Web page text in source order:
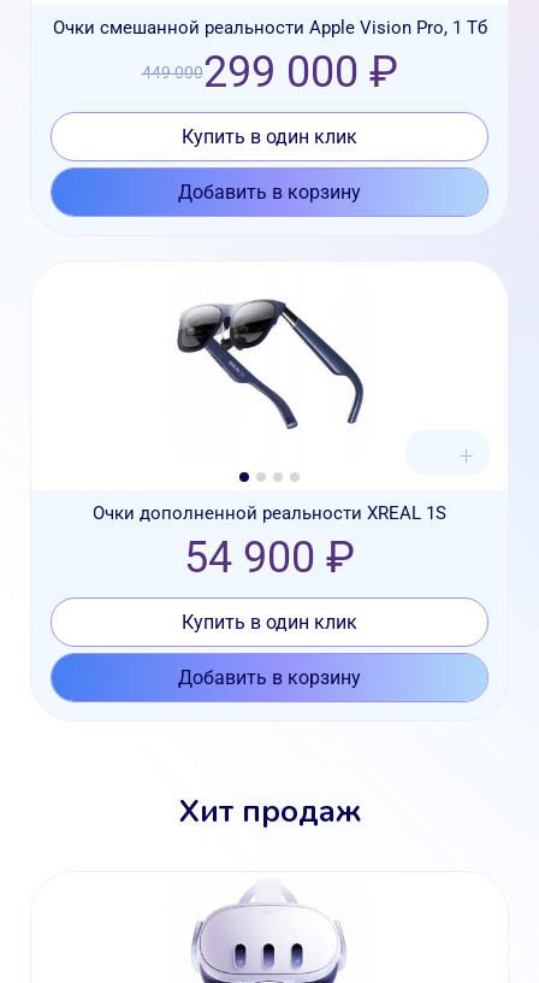
Очки смешанной реальности Apple Vision Pro, 1 Тб
449 000299 000 ₽
Купить в один клик
Добавить в корзину
Очки дополненной реальности XREAL 1S
54 900 ₽
Купить в один клик
Добавить в корзину
Хит продаж